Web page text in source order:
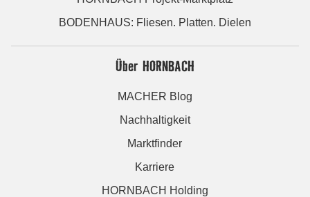
BODENHAUS: Fliesen. Platten. Dielen
Über HORNBACH
MACHER Blog
Nachhaltigkeit
Marktfinder
Karriere
HORNBACH Holding